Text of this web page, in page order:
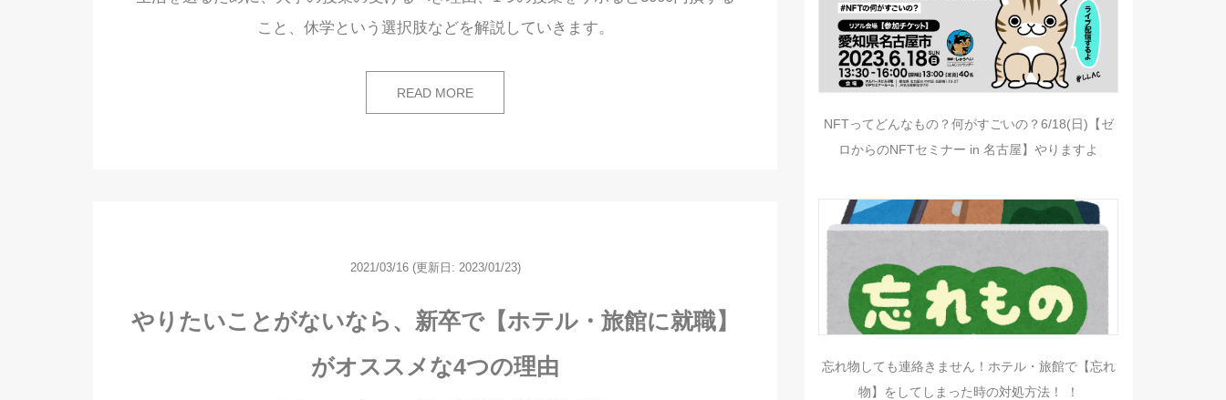
こと、休学という選択肢などを解説していきます。
READ MORE
2021/03/16 (更新日: 2023/01/23)
やりたいことがないなら、新卒で【ホテル・旅館に就職】
がオススメな4つの理由
NFTってどんなもの？何がすごいの？6/18(日)【ゼ
ロからのNFTセミナー in 名古屋】やりますよ
忘れ物しても連絡きません！ホテル・旅館で【忘れ
物】をしてしまった時の対処方法！ ！